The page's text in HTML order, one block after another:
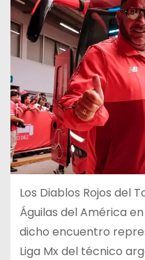
Los Diablos Rojos del
Águilas del América
dicho encuentro
Liga Mx del técnico